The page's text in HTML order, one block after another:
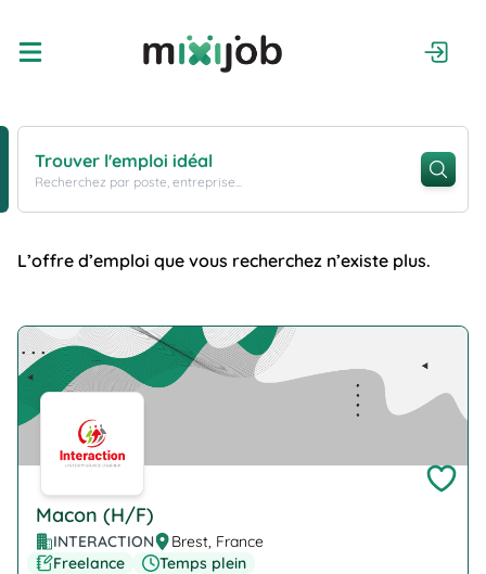
Trouver l'emploi idéal
Recherchez par poste, entreprise...
L’offre d’emploi que vous recherchez n’existe plus.
Company Logo
Macon (H/F)
INTERACTION
Brest, France
Freelance
Temps plein